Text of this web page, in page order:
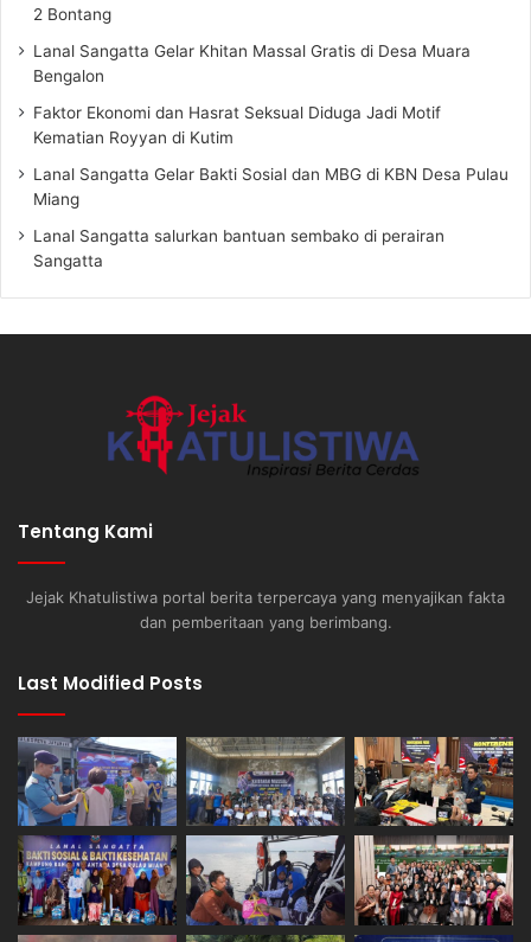
2 Bontang
Lanal Sangatta Gelar Khitan Massal Gratis di Desa Muara
Bengalon
Faktor Ekonomi dan Hasrat Seksual Diduga Jadi Motif
Kematian Royyan di Kutim
Lanal Sangatta Gelar Bakti Sosial dan MBG di KBN Desa Pulau
Miang
Lanal Sangatta salurkan bantuan sembako di perairan
Sangatta
Tentang Kami
Jejak Khatulistiwa portal berita terpercaya yang menyajikan fakta
dan pemberitaan yang berimbang.
Last Modified Posts